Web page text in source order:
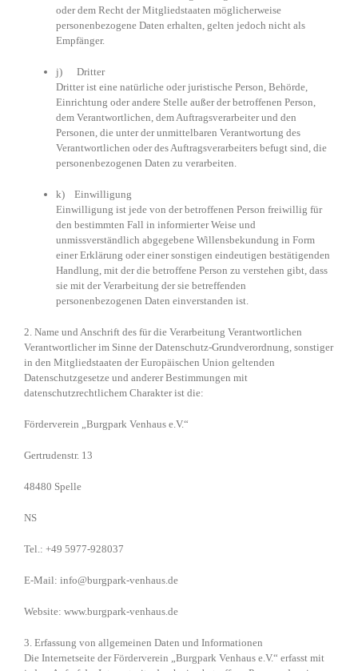
oder dem Recht der Mitgliedstaaten möglicherweise
personenbezogene Daten erhalten, gelten jedoch nicht als
Empfänger.
j) Dritter
Dritter ist eine natürliche oder juristische Person, Behörde,
Einrichtung oder andere Stelle außer der betroffenen Person,
dem Verantwortlichen, dem Auftragsverarbeiter und den
Personen, die unter der unmittelbaren Verantwortung des
Verantwortlichen oder des Auftragsverarbeiters befugt sind, die
personenbezogenen Daten zu verarbeiten.
k) Einwilligung
Einwilligung ist jede von der betroffenen Person freiwillig für
den bestimmten Fall in informierter Weise und
unmissverständlich abgegebene Willensbekundung in Form
einer Erklärung oder einer sonstigen eindeutigen bestätigenden
Handlung, mit der die betroffene Person zu verstehen gibt, dass
sie mit der Verarbeitung der sie betreffenden
personenbezogenen Daten einverstanden ist.
2. Name und Anschrift des für die Verarbeitung Verantwortlichen
Verantwortlicher im Sinne der Datenschutz-Grundverordnung, sonstiger
in den Mitgliedstaaten der Europäischen Union geltenden
Datenschutzgesetze und anderer Bestimmungen mit
datenschutzrechtlichem Charakter ist die:
Förderverein „Burgpark Venhaus e.V.“
Gertrudenstr. 13
48480 Spelle
NS
Tel.: +49 5977-928037
E-Mail: info@burgpark-venhaus.de
Website: www.burgpark-venhaus.de
3. Erfassung von allgemeinen Daten und Informationen
Die Internetseite der Förderverein „Burgpark Venhaus e.V.“ erfasst mit